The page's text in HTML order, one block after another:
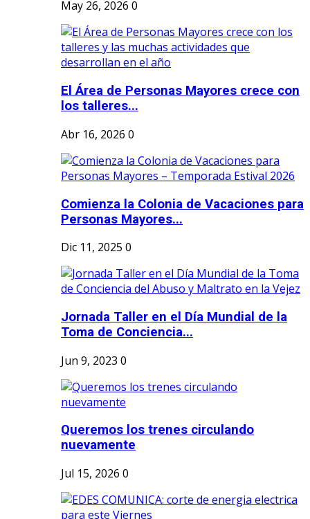
May 26, 2026 0
El Área de Personas Mayores crece con
los talleres...
Abr 16, 2026 0
Comienza la Colonia de Vacaciones para
Personas Mayores...
Dic 11, 2025 0
Jornada Taller en el Día Mundial de la
Toma de Conciencia...
Jun 9, 2023 0
Queremos los trenes circulando
nuevamente
Jul 15, 2026 0